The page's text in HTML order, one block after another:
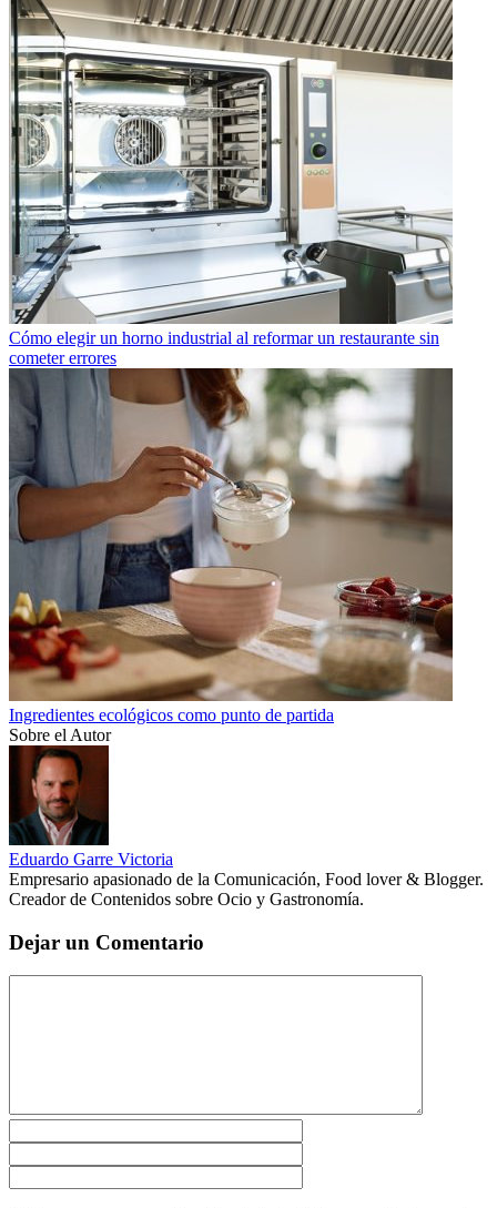
Cómo elegir un horno industrial al reformar un restaurante sin
cometer errores
Ingredientes ecológicos como punto de partida
Sobre el Autor
Eduardo Garre Victoria
Empresario apasionado de la Comunicación, Food lover & Blogger.
Creador de Contenidos sobre Ocio y Gastronomía.
Dejar un Comentario